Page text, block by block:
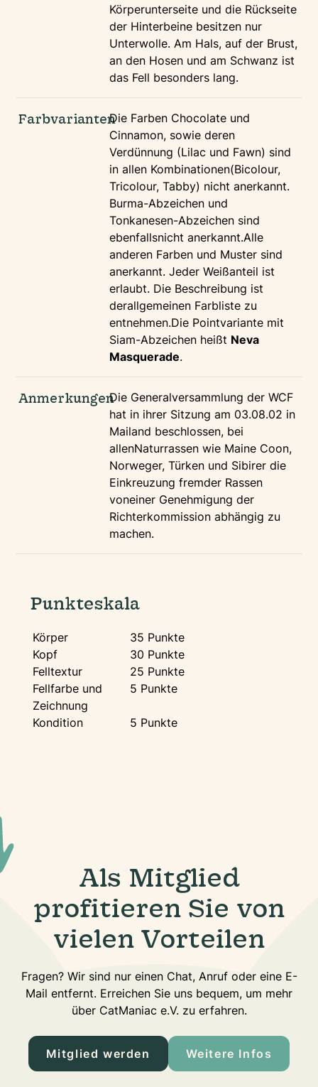
Körperunterseite und die Rückseite
der Hinterbeine besitzen nur
Unterwolle. Am Hals, auf der Brust,
an den Hosen und am Schwanz ist
das Fell besonders lang.
FarbvariantenDie Farben Chocolate und
Cinnamon, sowie deren
Verdünnung (Lilac und Fawn) sind
in allen Kombinationen(Bicolour,
Tricolour, Tabby) nicht anerkannt.
Burma-Abzeichen und
Tonkanesen-Abzeichen sind
ebenfallsnicht anerkannt.Alle
anderen Farben und Muster sind
anerkannt. Jeder Weißanteil ist
erlaubt. Die Beschreibung ist
derallgemeinen Farbliste zu
entnehmen.Die Pointvariante mit
Siam-Abzeichen heißt Neva
Masquerade.
AnmerkungenDie Generalversammlung der WCF
hat in ihrer Sitzung am 03.08.02 in
Mailand beschlossen, bei
allenNaturrassen wie Maine Coon,
Norweger, Türken und Sibirer die
Einkreuzung fremder Rassen
voneiner Genehmigung der
Richterkommission abhängig zu
machen.
Punkteskala
Körper
35 Punkte
Kopf
30 Punkte
Felltextur
25 Punkte
Fellfarbe und
Zeichnung
5 Punkte
Kondition 5 Punkte
Als Mitglied
profitieren Sie von
vielen Vorteilen
Fragen? Wir sind nur einen Chat, Anruf oder eine E-
Mail entfernt. Erreichen Sie uns bequem, um mehr
über CatManiac e.V. zu erfahren.
Mitglied werden Weitere Infos